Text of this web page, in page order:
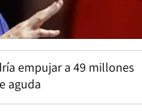
empujar a 49 millones
aguda